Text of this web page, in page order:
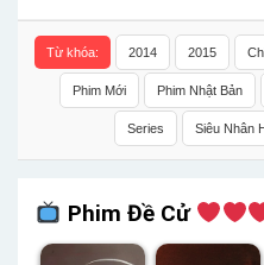
Từ khóa: 2014 2015
Phim Mới Phim Nhật Bản
Series Siêu Nhân
Phim Đề Cử